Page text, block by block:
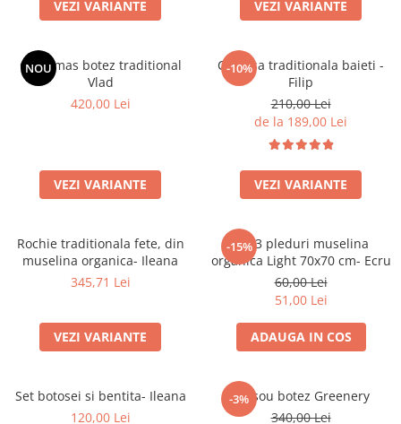
VEZI VARIANTE VEZI VARIANTE
NOU
Costumas botez traditional
Vlad
420,00 Lei
VEZI VARIANTE
-10%
Camasa traditionala baieti -
Filip
210,00 Lei
de la 189,00 Lei
VEZI VARIANTE
Rochie traditionala fete, din
muselina organica- Ileana
345,71 Lei
VEZI VARIANTE
-15%
Set 3 pleduri muselina
organica Light 70x70 cm- Ecru
60,00 Lei
51,00 Lei
ADAUGA IN COS
Set botosei si bentita- Ileana
120,00 Lei
-3%
Trusou botez Greenery
340,00 Lei